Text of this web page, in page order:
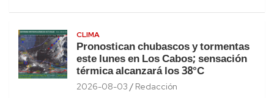
CLIMA
Pronostican chubascos y tormentas
este lunes en Los Cabos; sensación
térmica alcanzará los 38°C
2026-08-03 Redacción